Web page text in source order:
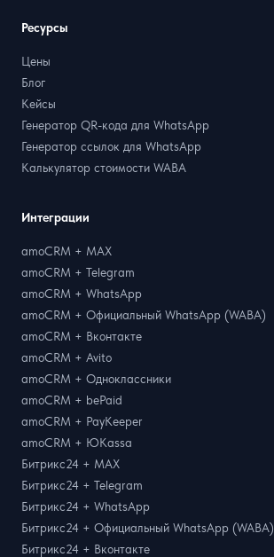
Интеграции
amoCRM + MAX
amoCRM + Telegram
amoCRM + WhatsApp
amoCRM + Официальный WhatsApp (WABA)
amoCRM + Вконтакте
amoCRM + Avito
amoCRM + Одноклассники
amoCRM + bePaid
amoCRM + PayKeeper
amoCRM + ЮKassa
Битрикс24 + MAX
Битрикс24 + Telegram
Битрикс24 + WhatsApp
Битрикс24 + Официальный WhatsApp (WABA)
Битрикс24 + Вконтакте
Ресурсы
Цены
Блог
Кейсы
Генератор QR-кода для WhatsApp
Генератор ссылок для WhatsApp
Калькулятор стоимости WABA